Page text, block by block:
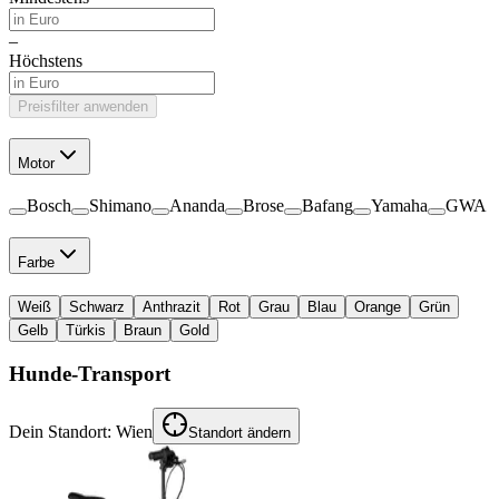
–
Höchstens
Preisfilter anwenden
Motor
Bosch Shimano Ananda Brose Bafang Yamaha GWA
Farbe
Weiß Schwarz Anthrazit Rot Grau Blau Orange
Grün
Gelb
Türkis Braun Gold
Hunde-Transport
Dein Standort: Wien Standort ändern